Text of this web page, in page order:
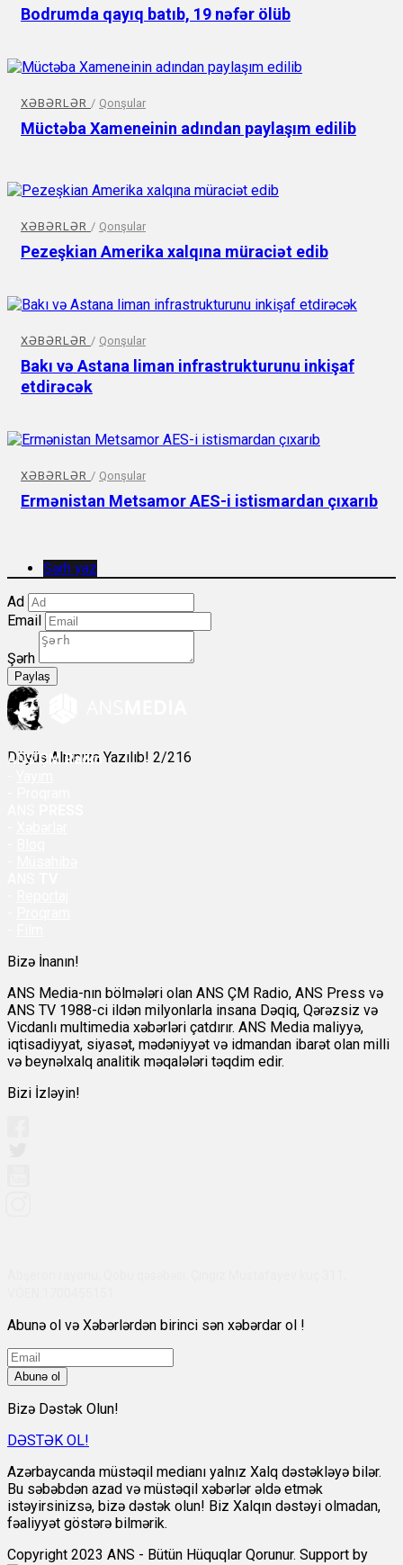
Bodrumda qayıq batıb, 19 nəfər ölüb
XƏBƏRLƏR / Qonşular
Müctəba Xameneinin adından paylaşım edilib
XƏBƏRLƏR / Qonşular
Pezeşkian Amerika xalqına müraciət edib
XƏBƏRLƏR / Qonşular
Bakı və Astana liman infrastrukturunu inkişaf
etdirəcək
XƏBƏRLƏR / Qonşular
Ermənistan Metsamor AES-i istismardan çıxarıb
Şərh yaz
Ad
Email
Şərh
Paylaş
Döyüş Alnınıza Yazılıb! 2/216
ANSÇM Radio
Bizə İnanın!
ANS Media-nın bölmələri olan ANS ÇM Radio, ANS Press və
ANS TV 1988-ci ildən milyonlarla insana Dəqiq, Qərəzsiz və
Vicdanlı multimedia xəbərləri çatdırır. ANS Media maliyyə,
iqtisadiyyat, siyasət, mədəniyyət və idmandan ibarət olan milli
və beynəlxalq analitik məqalələri təqdim edir.
Bizi İzləyin!
Abunə ol və Xəbərlərdən birinci sən xəbərdar ol !
Abunə ol
Bizə Dəstək Olun!
DƏSTƏK OL!
Azərbaycanda müstəqil medianı yalnız Xalq dəstəkləyə bilər.
Bu səbəbdən azad və müstəqil xəbərlər əldə etmək
istəyirsinizsə, bizə dəstək olun! Biz Xalqın dəstəyi olmadan,
fəaliyyət göstərə bilmərik.
Copyright 2023 ANS - Bütün Hüquqlar Qorunur. Support by